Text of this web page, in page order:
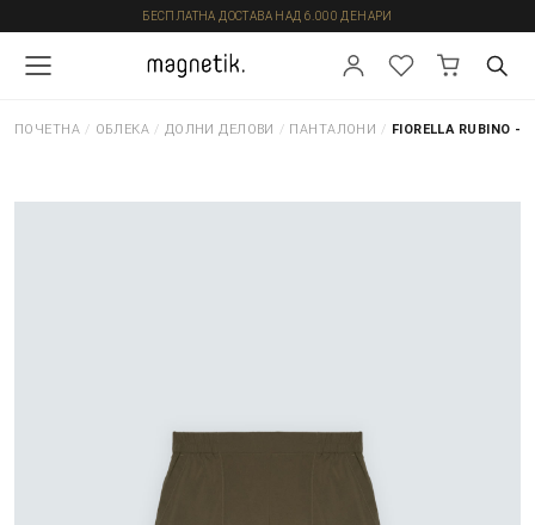
БЕСПЛАТНА ДОСТАВА НАД 6.000 ДЕНАРИ
ПОЧЕТНА / ОБЛЕКА / ДОЛНИ ДЕЛОВИ / ПАНТАЛОНИ / FIORELLA RUBINO